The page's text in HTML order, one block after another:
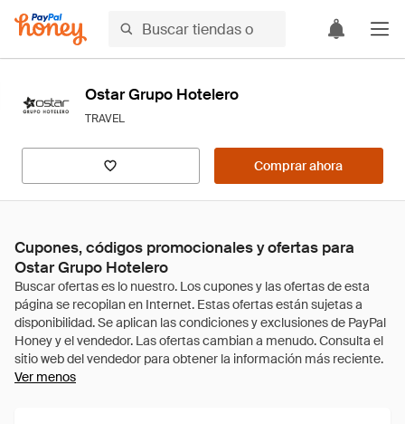
Ostar Grupo Hotelero
TRAVEL
Comprar ahora
Cupones, códigos promocionales y ofertas para
Ostar Grupo Hotelero
Ver menos